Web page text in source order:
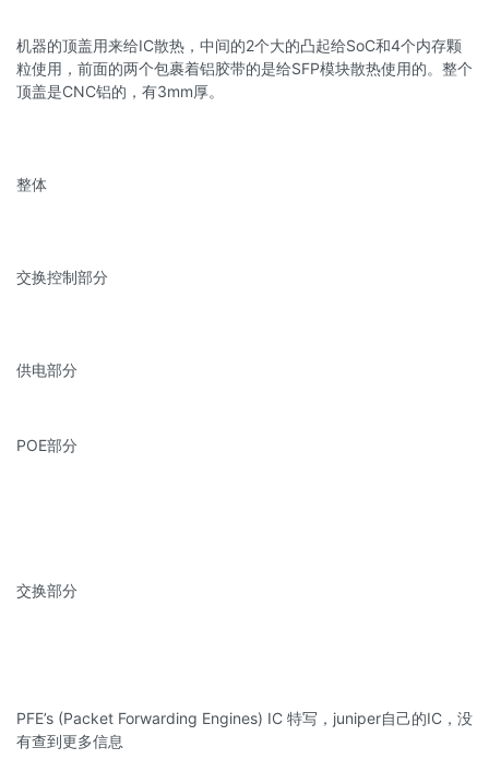
机器的顶盖用来给IC散热，中间的2个大的凸起给SoC和4个内存颗
粒使用，前面的两个包裹着铝胶带的是给SFP模块散热使用的。整个
顶盖是CNC铝的，有3mm厚。
整体
交换控制部分
供电部分
POE部分
交换部分
PFE’s (Packet Forwarding Engines) IC 特写，juniper自己的IC，没
有查到更多信息